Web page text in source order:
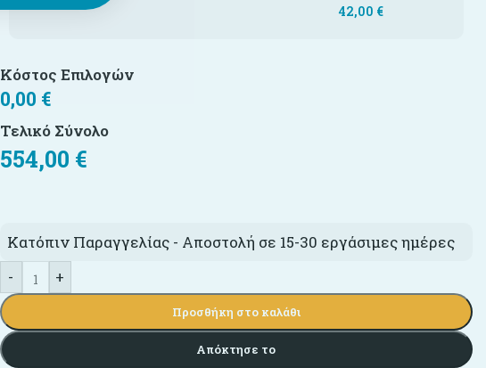
42,00 €
Κόστος Επιλογών
0,00 €
Τελικό Σύνολο
554,00 €
Κατόπιν Παραγγελίας - Αποστολή σε 15-30 εργάσιμες ημέρες
-
+
Προσθήκη στο καλάθι
Απόκτησε το